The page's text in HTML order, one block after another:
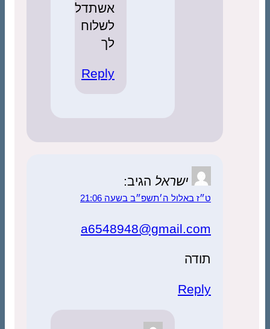
אשתדל
לשלוח
לך
Reply
ישראל הגיב:
ט״ז באלול ה׳תשפ״ב בשעה 21:06
a6548948@gmail.com
תודה
Reply